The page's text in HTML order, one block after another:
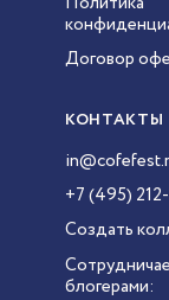
Договор
КОНТАКТЫ
+7 (495)
Создать
блогерами: